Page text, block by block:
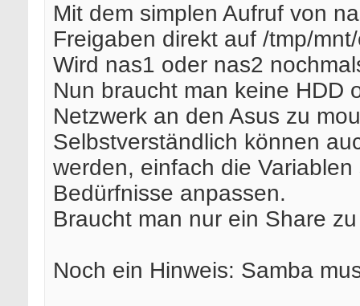
Mit dem simplen Aufruf von
Freigaben direkt auf /tmp/
Wird nas1 oder nas2
Nun braucht man keine HDD
Netzwerk an den Asus zu
Selbstverständlich können
werden, einfach die
Bedürfnisse anpassen.
Braucht man nur ein Share
Noch ein Hinweis: Samba